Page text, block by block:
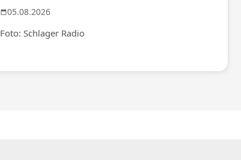
05.08.2026
Foto: Schlager Radio